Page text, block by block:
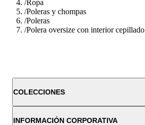
/Ropa
/Poleras y chompas
/Poleras
/Polera oversize con interior cepillado
COLECCIONES
INFORMACIÓN CORPORATIVA